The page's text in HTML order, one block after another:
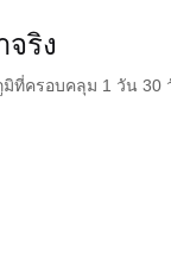
จริง
ที่ครอบคลุม 1 วัน 30